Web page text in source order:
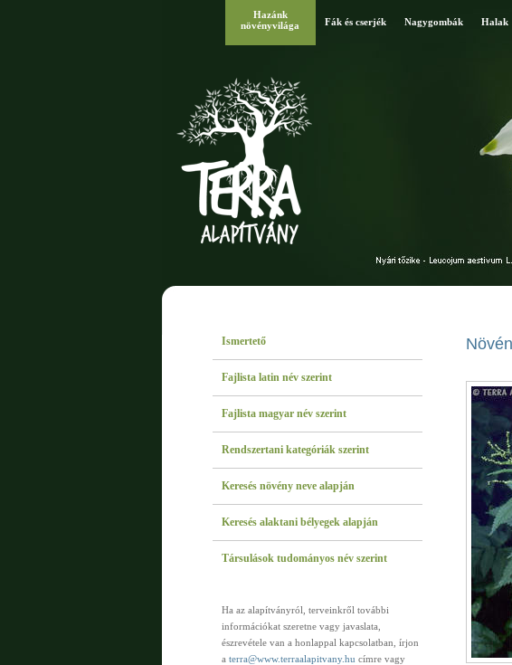
Hazánk
növényvilága
Fák és cserjék Nagygombák Halak
Ismertető
Fajlista latin név szerint
Fajlista magyar név szerint
Rendszertani kategóriák szerint
Keresés növény neve alapján
Keresés alaktani bélyegek alapján
Társulások tudományos név szerint
Ha az alapítványról, terveinkről további
információkat szeretne vagy javaslata,
észrevétele van a honlappal kapcsolatban, írjon
a terra@www.terraalapitvany.hu címre vagy